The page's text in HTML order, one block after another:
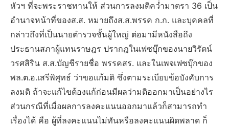
หัวฯ ที่จะพระราชทานให้ ส่วนการลงมติคว่ำมาตรา 36 เป็น
อำนาจหน้าที่ของส.ส. หมายถึงส.ส.พรรค ก.ก. และบุคคลที่
กล่าวถึงที่เป็นนายตำรวจชั้นผู้ใหญ่ ต่อมามีหนังสือถึง
ประธานสภาผู้แทนราษฎร ปรากฎในเฟซบุ๊กของนายวิรัตน์
วรศสิริน ส.ส.บัญชีรายชื่อ พรรคสร. และในเพจเฟซบุ๊กของ
พล.ต.อ.เสรีพิศุทธ์ ว่าขอแก้มติ ซึ่งตามระเบียบข้อบังคับการ
ลงมติ ถ้าจะแก้ไขต้องแก้ก่อนมีผลว่ามติออกมาเป็นอย่างไร
ส่วนกรณีที่เมื่อผลการลงคะแนนออกมาแล้วก็สามารถทำ
เรื่องได้ คือ ผู้ที่ลงคะแนนไม่ทันหรือลงคะแนนผิดพลาด ก็